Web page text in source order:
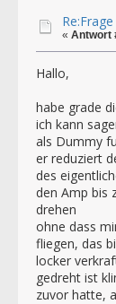
« Antwort
Hallo,
habe grade
ich kann
als Dummy
er reduziert
des
den Amp bis
drehen
ohne dass
fliegen, das
locker
gedreht ist
zuvor hatte,